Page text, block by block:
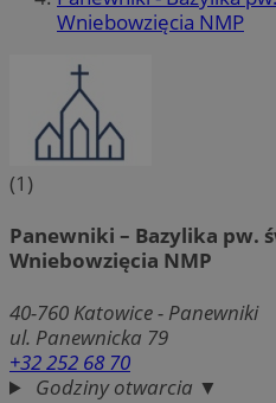
Wniebowzięcia NMP
(1)
Panewniki – Bazylika pw.
Wniebowzięcia NMP
40-760 Katowice - Panewniki
ul. Panewnicka 79
+32 252 68 70
Godziny otwarcia ▼